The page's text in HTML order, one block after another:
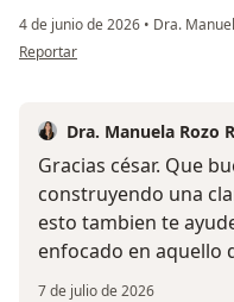
4 de junio de 2026 • Dra.
en opinión del usuario Cesar
Reportar
Dra. Manuela Rozo
Gracias césar. Que
construyendo una
esto tambien te
enfocado en aquello
7 de julio de 2026